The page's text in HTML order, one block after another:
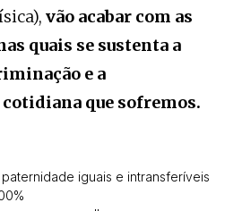
vão acabar com as
quais se sustenta a
e a
que sofremos.
iguais e intransferíveis